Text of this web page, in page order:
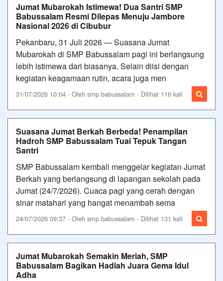
Jumat Mubarokah Istimewa! Dua Santri SMP
Babussalam Resmi Dilepas Menuju Jambore
Nasional 2026 di Cibubur
Pekanbaru, 31 Juli 2026 — Suasana Jumat
Mubarokah di SMP Babussalam pagi ini berlangsung
lebih istimewa dari biasanya. Selain diisi dengan
kegiatan keagamaan rutin, acara juga men
31/07/2026 10:04 - Oleh smp babussalam - Dilihat 116 kali
Suasana Jumat Berkah Berbeda! Penampilan
Hadroh SMP Babussalam Tuai Tepuk Tangan
Santri
SMP Babussalam kembali menggelar kegiatan Jumat
Berkah yang berlangsung di lapangan sekolah pada
Jumat (24/7/2026). Cuaca pagi yang cerah dengan
sinar matahari yang hangat menambah sema
24/07/2026 09:37 - Oleh smp babussalam - Dilihat 131 kali
Jumat Mubarokah Semakin Meriah, SMP
Babussalam Bagikan Hadiah Juara Gema Idul
Adha